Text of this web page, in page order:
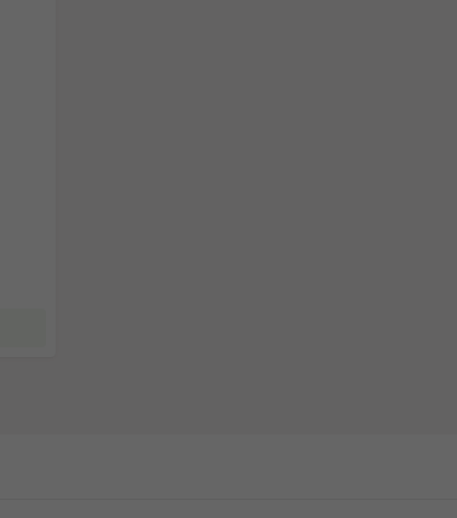
svårighetsgrad